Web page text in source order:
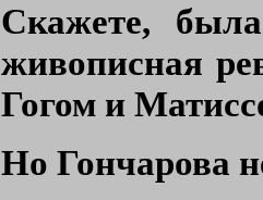
Скажете,
живописная
Гогом и
Но Гончарова